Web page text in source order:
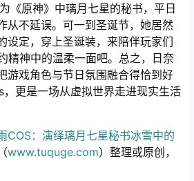
《原神》中璃月七星的秘书，平日
从不延误。可一到圣诞节，她居然
设定，穿上圣诞装，来陪伴玩家们
精神中的温柔一面吧。总之，日奈
游戏角色与节日氛围融合得恰到好
更是一场从虚拟世界走进现实生活
COS：演绎璃月七星秘书冰雪中的
www.tuquge.com）整理或原创，